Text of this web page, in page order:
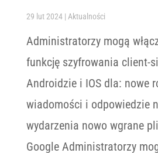
29 lut 2024| Aktualności
Administratorzy mogą
funkcję szyfrowania client-
Androidzie i IOS dla: nowe
wiadomości i odpowiedzie
wydarzenia nowo wgrane
Google Administratorzy